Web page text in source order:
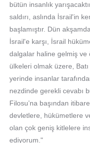
bütün insanlık
saldırı, aslında İsrail'in
başlamıştır. Dün
İsrail'e karşı, İsrail
dalgalar haline gelmiş ve
ülkeleri olmak üzere,
yerinde insanlar
nezdinde gerekli cevabı
Filosu’na başından
devletlere, hükümetlere
olan çok geniş kitlelere
ediyorum."